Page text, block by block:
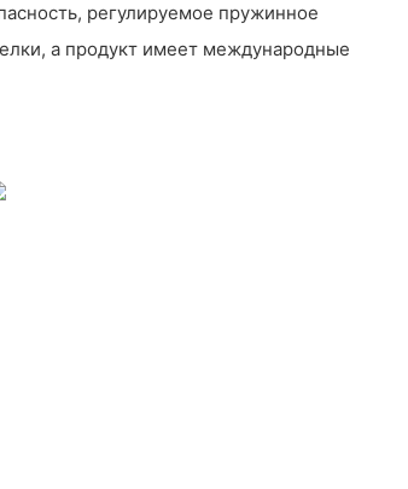
регулируемое пружинное
а продукт имеет международные